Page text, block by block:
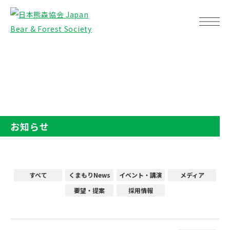
お知らせ
すべて くまもりNews イベント・講演
メディア
要望・提案
採用情報